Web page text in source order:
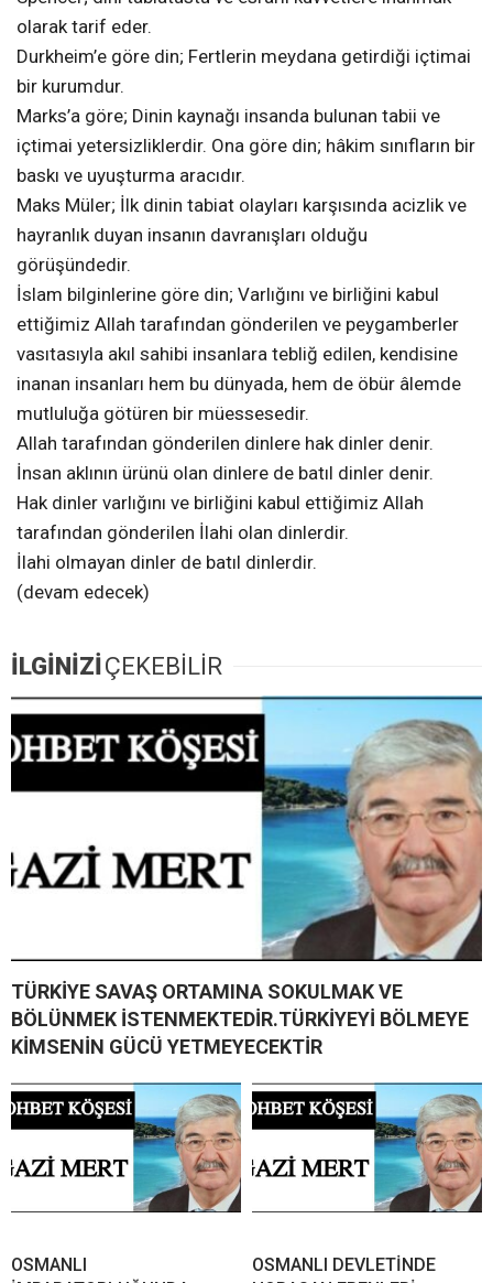
olarak tarif eder.
Durkheim’e göre din; Fertlerin meydana getirdiği içtimai
bir kurumdur.
Marks’a göre; Dinin kaynağı insanda bulunan tabii ve
içtimai yetersizliklerdir. Ona göre din; hâkim sınıfların bir
baskı ve uyuşturma aracıdır.
Maks Müler; İlk dinin tabiat olayları karşısında acizlik ve
hayranlık duyan insanın davranışları olduğu
görüşündedir.
İslam bilginlerine göre din; Varlığını ve birliğini kabul
ettiğimiz Allah tarafından gönderilen ve peygamberler
vasıtasıyla akıl sahibi insanlara tebliğ edilen, kendisine
inanan insanları hem bu dünyada, hem de öbür âlemde
mutluluğa götüren bir müessesedir.
Allah tarafından gönderilen dinlere hak dinler denir.
İnsan aklının ürünü olan dinlere de batıl dinler denir.
Hak dinler varlığını ve birliğini kabul ettiğimiz Allah
tarafından gönderilen İlahi olan dinlerdir.
İlahi olmayan dinler de batıl dinlerdir.
(devam edecek)
İLGİNİZİ ÇEKEBİLİR
TÜRKİYE SAVAŞ ORTAMINA SOKULMAK VE
BÖLÜNMEK İSTENMEKTEDİR.TÜRKİYEYİ BÖLMEYE
KİMSENİN GÜCÜ YETMEYECEKTİR
OSMANLI
OSMANLI DEVLETİNDE